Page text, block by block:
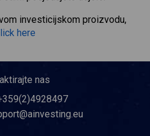
investicijskom proizvodu,
here
nas